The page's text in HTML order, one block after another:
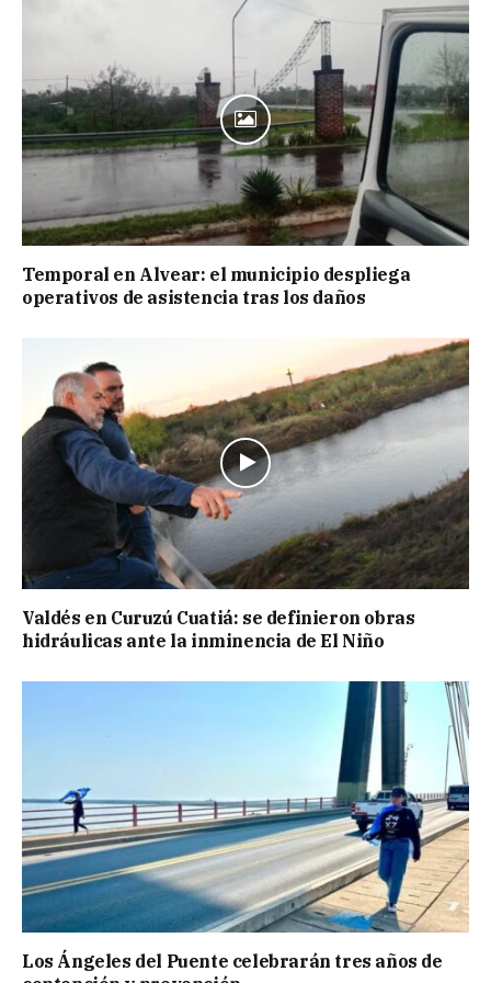
Temporal en Alvear: el municipio despliega
operativos de asistencia tras los daños
Valdés en Curuzú Cuatiá: se definieron obras
hidráulicas ante la inminencia de El Niño
Los Ángeles del Puente celebrarán tres años de